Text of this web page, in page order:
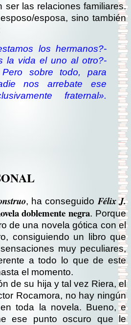
ser las relaciones familiares.
esposa, sino también
los hermanos?-
la vida el uno al otro?-
sobre todo, para
nos arrebate ese
fraternal».
, ha conseguido Félix J.
doblemente negra. Porque
de una novela gótica con el
consiguiendo un libro que
muy peculiares,
a todo lo que de este
el momento.
de su hija y tal vez Riera, el
Rocamora, no hay ningún
en toda la novela. Bueno, e
ese punto oscuro que le